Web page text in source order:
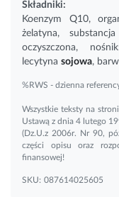
Składniki:
Koenzym Q10,
żelatyna,
oczyszczona,
lecytyna sojowa,
%RWS - dzienna
Wszystkie teksty na
Ustawą z dnia 4 lutego
(Dz.U.z 2006r. Nr 90,
części opisu oraz
finansowej!
SKU: 087614025605